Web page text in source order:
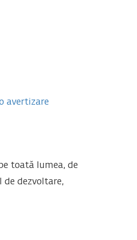
avertizare
toată lumea, de
dezvoltare,